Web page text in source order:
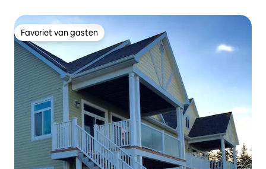
Favoriet van gasten
Favoriet van gasten